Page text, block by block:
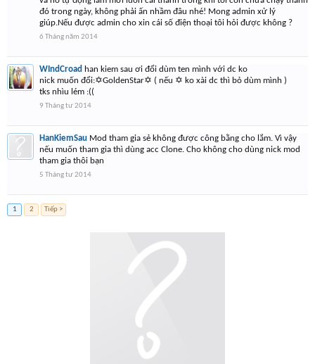
đó trong ngày, không phải ấn nhầm đâu nhé! Mong admin xử lý
giúp.Nếu được admin cho xin cái số điện thoại tôi hỏi được không ?
6 Tháng năm 2014
WIndCroad han kiem sau ơi đổi dùm ten mình với dc ko
nick muốn đổi:✡GoldenStar✡ ( nếu ✡ ko xài dc thì bỏ dùm mình )
tks nhìu lém :((
9 Tháng tư 2014
HanKiemSau Mod tham gia sẻ không được công bằng cho lắm. Vì vậy
nếu muốn tham gia thì dùng acc Clone. Cho không cho dùng nick mod
tham gia thôi bạn
5 Tháng tư 2014
1 2 Tiếp >